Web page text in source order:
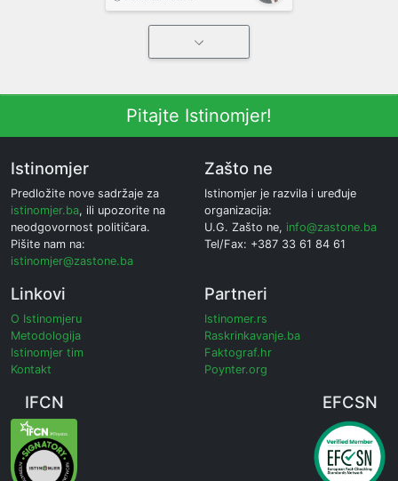
Pitajte Istinomjer!
Istinomjer
Predložite nove sadržaje za
istinomjer.ba, ili upozorite na
neodgovornost političara.
Pišite nam na:
istinomjer@zastone.ba
Zašto ne
Istinomjer je razvila i uređuje
organizacija:
U.G. Zašto ne, info@zastone.ba
Tel/Fax: +387 33 61 84 61
Linkovi
O Istinomjeru
Metodologija
Istinomjer tim
Kontakt
Partneri
Istinomer.rs
Raskrinkavanje.ba
Faktograf.hr
Poynter.org
IFCN EFCSN